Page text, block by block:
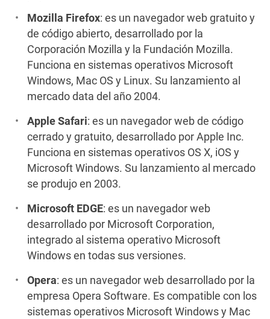
Mozilla Firefox: es un navegador web gratuito y
de código abierto, desarrollado por la
Corporación Mozilla y la Fundación Mozilla.
Funciona en sistemas operativos Microsoft
Windows, Mac OS y Linux. Su lanzamiento al
mercado data del año 2004.
Apple Safari: es un navegador web de código
cerrado y gratuito, desarrollado por Apple Inc.
Funciona en sistemas operativos OS X, iOS y
Microsoft Windows. Su lanzamiento al mercado
se produjo en 2003.
Microsoft EDGE: es un navegador web
desarrollado por Microsoft Corporation,
integrado al sistema operativo Microsoft
Windows en todas sus versiones.
Opera: es un navegador web desarrollado por la
empresa Opera Software. Es compatible con los
sistemas operativos Microsoft Windows y Mac